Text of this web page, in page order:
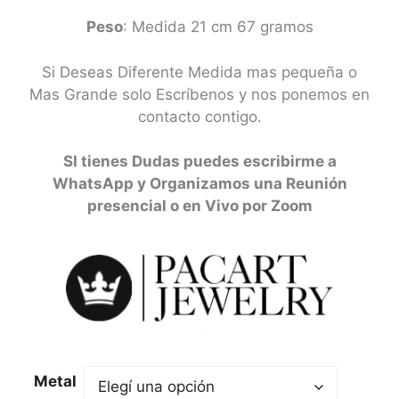
1.400,00 USD
15.970,00 USD
Peso: Medida 21 cm 67 gramos
Si Deseas Diferente Medida mas pequeña o
Mas Grande solo Escríbenos y nos ponemos en
contacto contigo.
SI tienes Dudas puedes escribirme a
WhatsApp y Organizamos una Reunión
presencial o en Vivo por Zoom
Metal